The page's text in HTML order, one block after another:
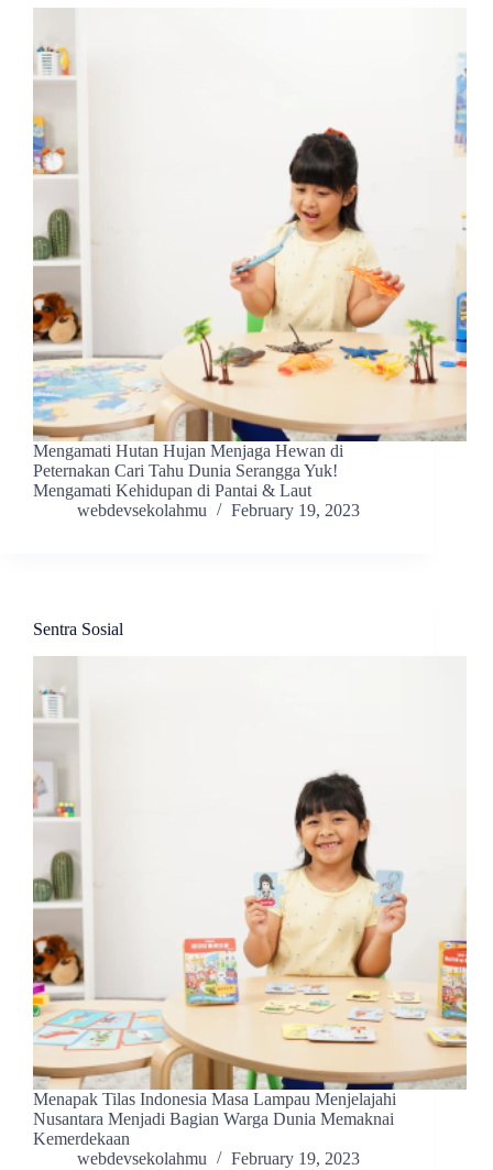
Mengamati Hutan Hujan Menjaga Hewan di
Peternakan Cari Tahu Dunia Serangga Yuk!
Mengamati Kehidupan di Pantai & Laut
webdevsekolahmu
February 19, 2023
Sentra Sosial
Menapak Tilas Indonesia Masa Lampau Menjelajahi
Nusantara Menjadi Bagian Warga Dunia Memaknai
Kemerdekaan
webdevsekolahmu
February 19, 2023